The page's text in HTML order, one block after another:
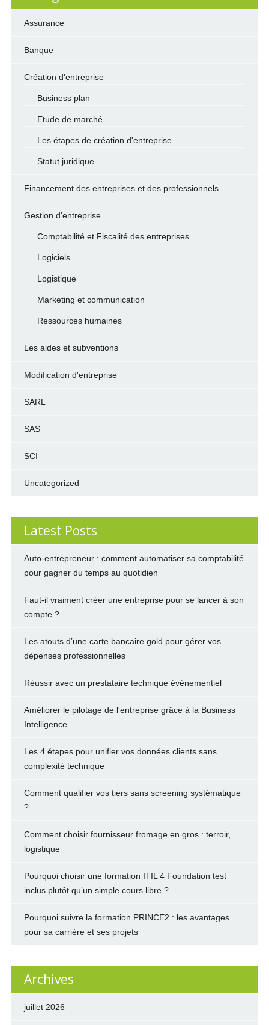
Assurance
Banque
Création d'entreprise
Business plan
Etude de marché
Les étapes de création d'entreprise
Statut juridique
Financement des entreprises et des professionnels
Gestion d'entreprise
Comptabilité et Fiscalité des entreprises
Logiciels
Logistique
Marketing et communication
Ressources humaines
Les aides et subventions
Modification d'entreprise
SARL
SAS
SCI
Uncategorized
Latest Posts
Auto-entrepreneur : comment automatiser sa comptabilité
pour gagner du temps au quotidien
Faut-il vraiment créer une entreprise pour se lancer à son
compte ?
Les atouts d’une carte bancaire gold pour gérer vos
dépenses professionnelles
Réussir avec un prestataire technique événementiel
Améliorer le pilotage de l'entreprise grâce à la Business
Intelligence
Les 4 étapes pour unifier vos données clients sans
complexité technique
Comment qualifier vos tiers sans screening systématique
?
Comment choisir fournisseur fromage en gros : terroir,
logistique
Pourquoi choisir une formation ITIL 4 Foundation test
inclus plutôt qu’un simple cours libre ?
Pourquoi suivre la formation PRINCE2 : les avantages
pour sa carrière et ses projets
Archives
juillet 2026